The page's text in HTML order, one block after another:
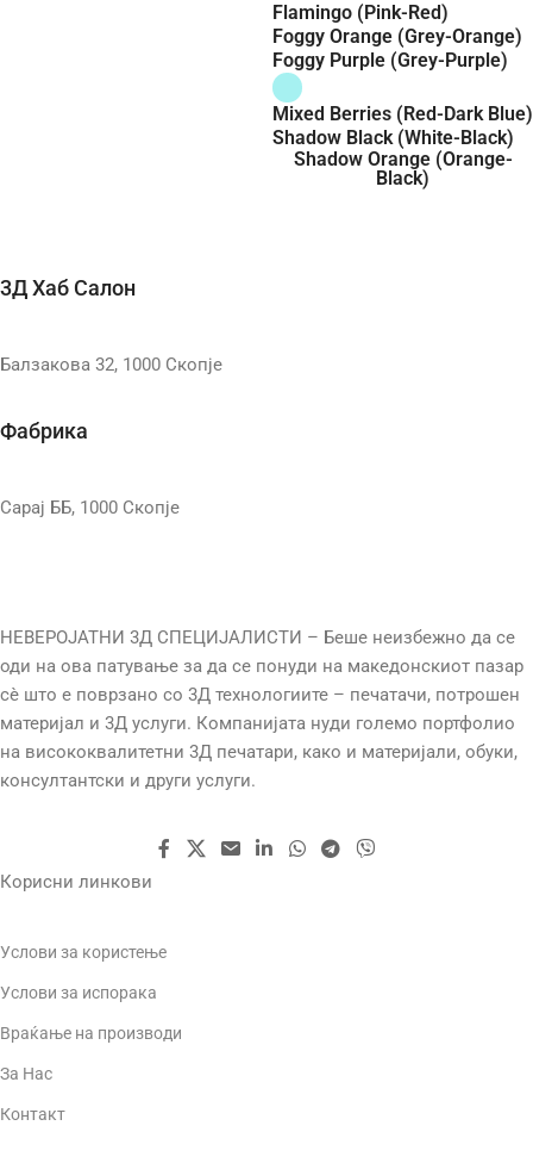
Flamingo (Pink-Red)
Foggy Orange (Grey-Orange)
Foggy Purple (Grey-Purple)
Mixed Berries (Red-Dark Blue)
Shadow Black (White-Black)
Shadow Orange (Orange-
Black)
3Д Хаб Салон
Балзакова 32, 1000 Скопје
Фабрика
Сарај ББ, 1000 Скопје
НЕВЕРОЈАТНИ 3Д СПЕЦИЈАЛИСТИ – Беше неизбежно да се
оди на ова патување за да се понуди на македонскиот пазар
сè што е поврзано со 3Д технологиите – печатачи, потрошен
материјал и 3Д услуги. Компанијата нуди големо портфолио
на висококвалитетни 3Д печатари, како и материјали, обуки,
консултантски и други услуги.
Корисни линкови
Услови за користење
Услови за испорака
Враќање на производи
За Нас
Контакт